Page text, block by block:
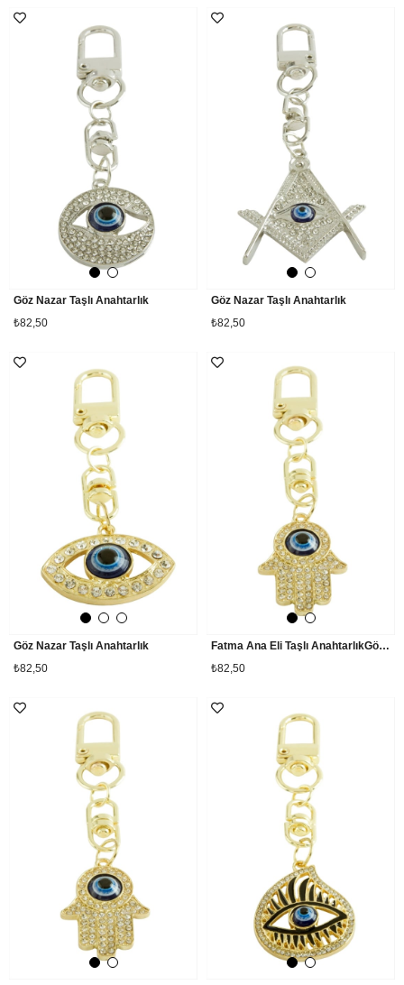
Göz Nazar Taşlı Anahtarlık
₺82,50
Göz Nazar Taşlı Anahtarlık
₺82,50
Göz Nazar Taşlı Anahtarlık
₺82,50
Fatma Ana Eli Taşlı AnahtarlıkGöz Nazar Taşlı Anahtarlık
₺82,50